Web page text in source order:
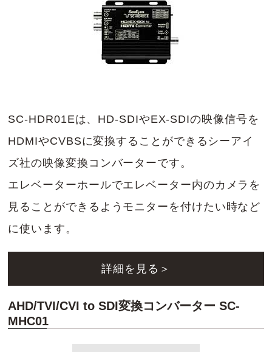
SC-HDR01Eは、HD-SDIやEX-SDIの映像信号を
HDMIやCVBSに変換することができるシーアイ
ズ社の映像変換コンバーターです。
エレベーターホールでエレベーター内のカメラを
見ることができるようモニターを付けたい時など
に使います。
詳細を見る＞
AHD/TVI/CVI to SDI変換コンバーター SC-
MHC01